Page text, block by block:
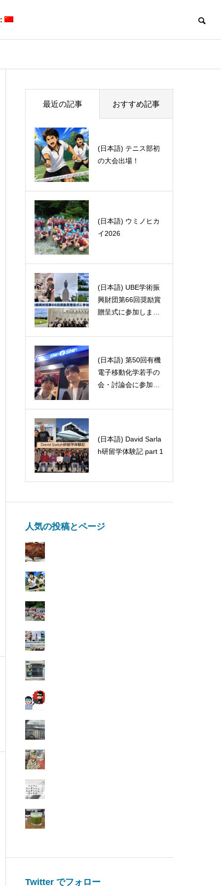
(日本語) 第50回有機電子移動
化学若手の会・討論会に参加
しました。
体験記 part 1
最近の記事 おすすめ記事
(日本語) テニス部初
の大会出場！
(日本語) ウミノヒカ
イ2026
(日本語) UBE学術振
興財団第66回奨励賞
贈呈式に参加しまし
(日本語) 第50回有機
電子移動化学若手の
会・討論会に参加し
(日本語) David Sarla
h研留学体験記 part 1
(日本語) 太田さんよ
うこそ！
(日本語) 日本代表選
手を全力応援!!!!
(日本語) 中国の美食
(日本語) みなさんの
趣味は何でしょう
か？
(日本語) 脱クロロ論
文出しました
人気の投稿とページ
Twitter でフォロー